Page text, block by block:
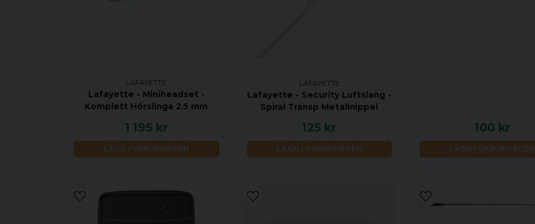
LAFAYETTE
Lafayette - Miniheadset -
Komplett Hörslinga 2.5 mm
1 195 kr
LÄGG I VARUKORGEN
LAFAYETTE
Lafayette - Security Luftslang -
Spiral Transp Metallnippel
125 kr
LÄGG I VARUKORGEN
100 kr
LÄGG I VARUKORGEN